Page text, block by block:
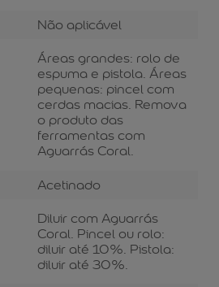
Não aplicável
Áreas grandes: rolo de
espuma e pistola. Áreas
pequenas: pincel com
cerdas macias. Remova
o produto das
ferramentas com
Aguarrás Coral.
Acetinado
Diluir com Aguarrás
Coral. Pincel ou rolo:
diluir até 10%. Pistola:
diluir até 30%.